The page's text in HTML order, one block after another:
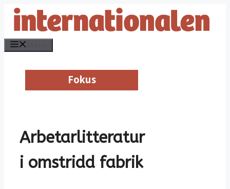
Hoppa
Fokus
Fokus
Arbetarlitteratur
i omstridd fabrik